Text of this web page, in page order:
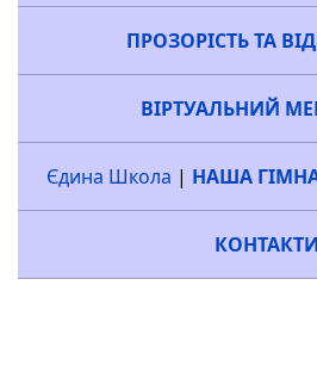
ПРОЗОРІСТЬ ТА
ВІРТУАЛЬНИЙ
Єдина Школа | НАША
КОНТАКТИ